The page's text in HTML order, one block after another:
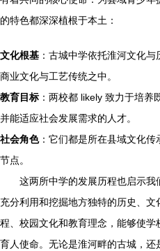
的特色都深深植根于本土：
文化根基 ：古城中学依托淮河文化
商业文化与工艺传统之中。
教育目标 ：两校都 likely 致力于培养
并能适应社会发展需求的人才。
社会角色：它们都是所在县域文化
节点。
这两所中学的发展历程也启示我
充分利用和挖掘地方独特的历史、
程、校园文化和教育理念，能够使
育人使命。无论是淮河畔的古城，